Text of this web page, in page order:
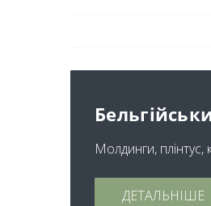
Молдинги, плінтус,
ДЕТАЛЬНІШЕ